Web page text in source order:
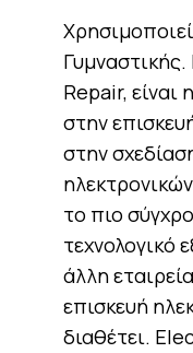
Repair, είναι
στην
στην
το πιο
τεχνολογικό
άλλη
επισκευή
διαθέτει.